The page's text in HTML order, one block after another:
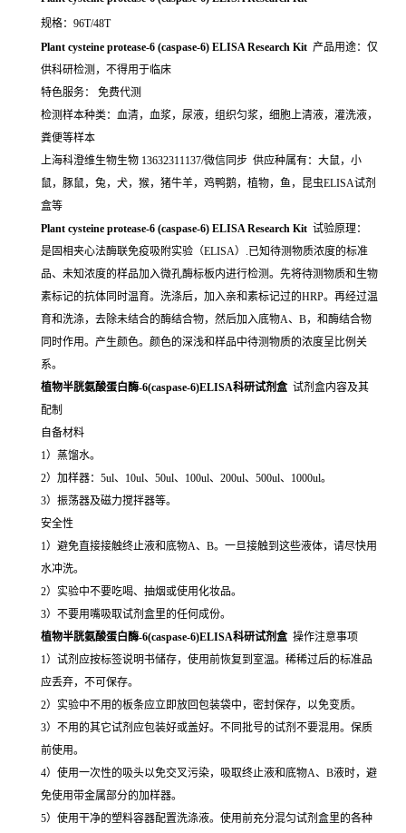
规格：96T/48T
Plant cysteine protease-6 (caspase-6) ELISA Research Kit 产品用途：仅
供科研检测，不得用于临床
特色服务： 免费代测
检测样本种类：血清，血浆，尿液，组织匀浆，细胞上清液，灌洗液，
粪便等样本
上海科澄维生物生物 13632311137/微信同步 供应种属有：大鼠，小
鼠，豚鼠，兔，犬，猴，猪牛羊，鸡鸭鹅，植物，鱼，昆虫ELISA试剂
盒等
Plant cysteine protease-6 (caspase-6) ELISA Research Kit 试验原理：
是固相夹心法酶联免疫吸附实验（ELISA）.已知待测物质浓度的标准
品、未知浓度的样品加入微孔酶标板内进行检测。先将待测物质和生物
素标记的抗体同时温育。洗涤后，加入亲和素标记过的HRP。再经过温
育和洗涤，去除未结合的酶结合物，然后加入底物A、B，和酶结合物
同时作用。产生颜色。颜色的深浅和样品中待测物质的浓度呈比例关
系。
植物半胱氨酸蛋白酶-6(caspase-6)ELISA科研试剂盒试剂盒内容及其
配制
自备材料
1）蒸馏水。
2）加样器：5ul、10ul、50ul、100ul、200ul、500ul、1000ul。
3）振荡器及磁力搅拌器等。
安全性
1）避免直接接触终止液和底物A、B。一旦接触到这些液体，请尽快用
水冲洗。
2）实验中不要吃喝、抽烟或使用化妆品。
3）不要用嘴吸取试剂盒里的任何成份。
植物半胱氨酸蛋白酶-6(caspase-6)ELISA科研试剂盒 操作注意事项
1）试剂应按标签说明书储存，使用前恢复到室温。稀稀过后的标准品
应丢弃，不可保存。
2）实验中不用的板条应立即放回包装袋中，密封保存，以免变质。
3）不用的其它试剂应包装好或盖好。不同批号的试剂不要混用。保质
前使用。
4）使用一次性的吸头以免交叉污染，吸取终止液和底物A、B液时，避
免使用带金属部分的加样器。
5）使用干净的塑料容器配置洗涤液。使用前充分混匀试剂盒里的各种